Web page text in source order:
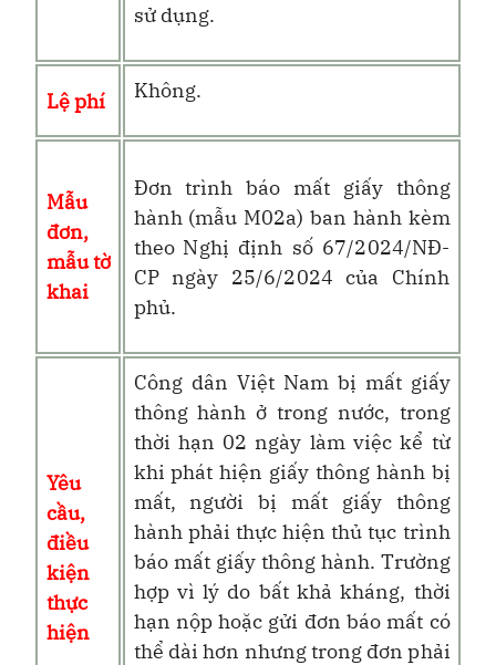
sử dụng.
Lệ phí Không.
Mẫu
đơn,
mẫu tờ
khai
Đơn trình báo mất giấy thông
hành (mẫu M02a) ban hành kèm
theo Nghị định số 67/2024/NĐ-
CP ngày 25/6/2024 của Chính
phủ.
Yêu
cầu,
điều
kiện
thực
hiện
Công dân Việt Nam bị mất giấy
thông hành ở trong nước, trong
thời hạn 02 ngày làm việc kể từ
khi phát hiện giấy thông hành bị
mất, người bị mất giấy thông
hành phải thực hiện thủ tục trình
báo mất giấy thông hành. Trường
hợp vì lý do bất khả kháng, thời
hạn nộp hoặc gửi đơn báo mất có
thể dài hơn nhưng trong đơn phải